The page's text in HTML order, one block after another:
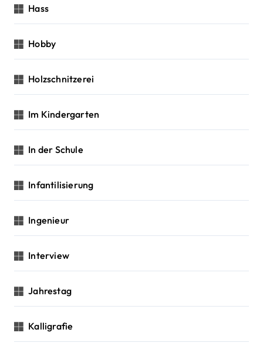
Hass
Hobby
Holzschnitzerei
Im Kindergarten
In der Schule
Infantilisierung
Ingenieur
Interview
Jahrestag
Kalligrafie